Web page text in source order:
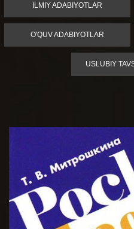
ILMIY ADABIYOTLAR
O'QUV ADABIYOTLAR
USLUBIY